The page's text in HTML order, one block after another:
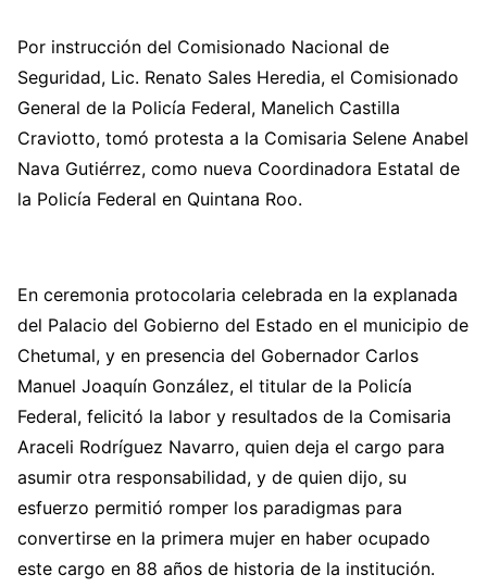
Por instrucción del Comisionado Nacional de
Seguridad, Lic. Renato Sales Heredia, el Comisionado
General de la Policía Federal, Manelich Castilla
Craviotto, tomó protesta a la Comisaria Selene Anabel
Nava Gutiérrez, como nueva Coordinadora Estatal de
la Policía Federal en Quintana Roo.
En ceremonia protocolaria celebrada en la explanada
del Palacio del Gobierno del Estado en el municipio de
Chetumal, y en presencia del Gobernador Carlos
Manuel Joaquín González, el titular de la Policía
Federal, felicitó la labor y resultados de la Comisaria
Araceli Rodríguez Navarro, quien deja el cargo para
asumir otra responsabilidad, y de quien dijo, su
esfuerzo permitió romper los paradigmas para
convertirse en la primera mujer en haber ocupado
este cargo en 88 años de historia de la institución.